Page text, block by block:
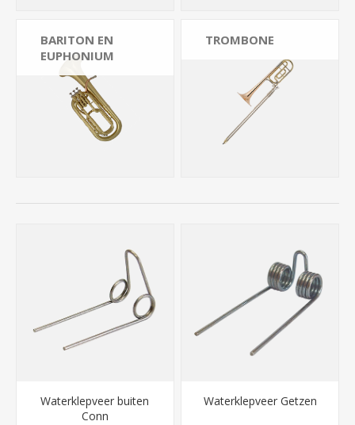
BARITON EN
EUPHONIUM
TROMBONE
Waterklepveer buiten
Conn
Waterklepveer Getzen